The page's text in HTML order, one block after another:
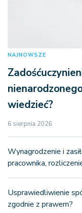
NAJNOWSZE
wiedzieć?
6 sierpnia 2026
Wynagrodzenie i
pracownika,
Usprawiedliwienie
zgodnie z prawem?